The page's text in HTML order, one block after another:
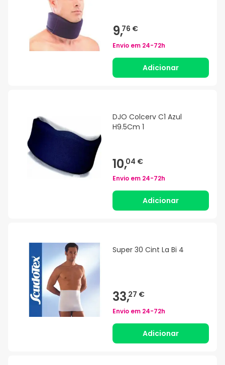
9,76 €
Envio em 24-72h
Adicionar
DJO Colcerv C1 Azul
H9.5Cm 1
10,04 €
Envio em 24-72h
Adicionar
Super 30 Cint La Bi 4
33,27 €
Envio em 24-72h
Adicionar